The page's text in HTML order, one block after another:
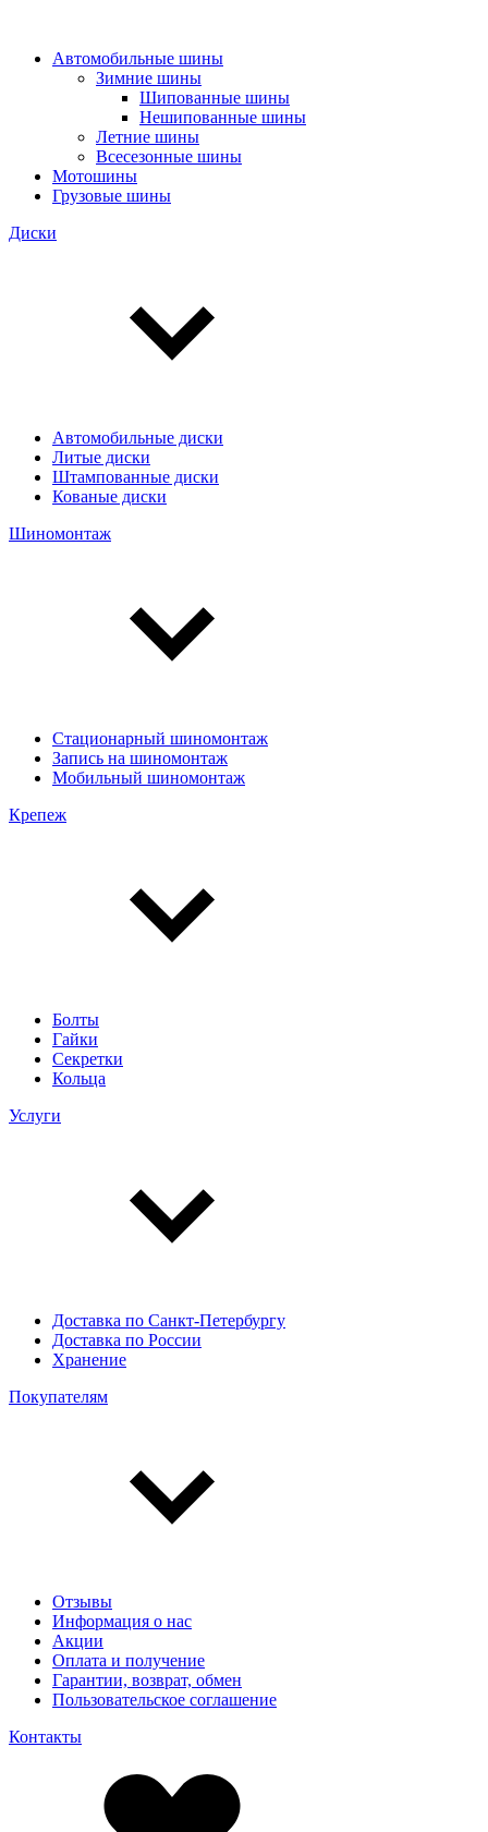
Автомобильные шины
Зимние шины
Шипованные шины
Нешипованные шины
Летние шины
Всесезонные шины
Мотошины
Грузовые шины
Диски
Автомобильные диски
Литые диски
Штампованные диски
Кованые диски
Шиномонтаж
Стационарный шиномонтаж
Запись на шиномонтаж
Мобильный шиномонтаж
Крепеж
Болты
Гайки
Секретки
Кольца
Услуги
Доставка по Санкт-Петербургу
Доставка по России
Хранение
Покупателям
Отзывы
Информация о нас
Акции
Оплата и получение
Гарантии, возврат, обмен
Пользовательское соглашение
Контакты